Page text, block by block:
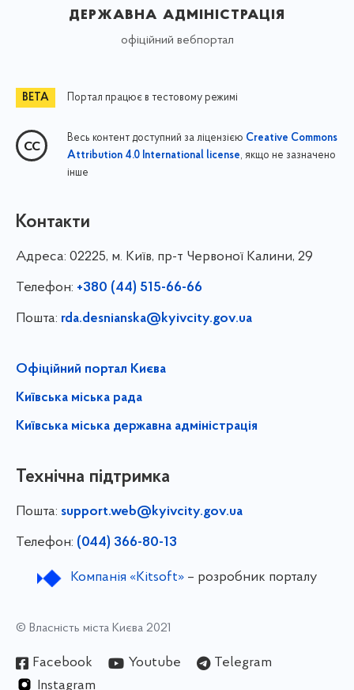
державна адміністрація
офіційний вебпортал
Портал працює в тестовому режимі
Весь контент доступний за ліцензією Creative Commons
Attribution 4.0 International license, якщо не зазначено
інше
Контакти
Адреса: 02225, м. Київ, пр-т Червоної Калини, 29
Телефон: +380 (44) 515-66-66
Пошта: rda.desnianska@kyivcity.gov.ua
Офіційний портал Києва
Київська міська рада
Київська міська державна адміністрація
Технічна підтримка
Пошта: support.web@kyivcity.gov.ua
Телефон: (044) 366-80-13
Компанія «Kitsoft»– розробник порталу
© Власність міста Києва 2021
Facebook Youtube
Telegram
Instagram